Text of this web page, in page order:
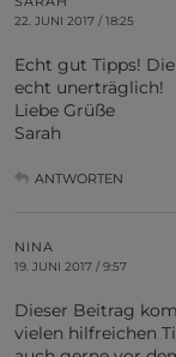
22. JUNI 2017 / 18:25
Echt gut Tipps!
echt unerträglich!
Liebe Grüße
Sarah
ANTWORTEN
NINA
19. JUNI 2017 / 9:57
Dieser Beitrag
vielen hilfreichen